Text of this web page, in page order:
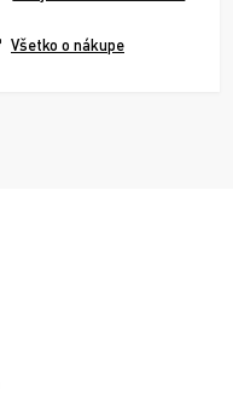
Všetko o nákupe